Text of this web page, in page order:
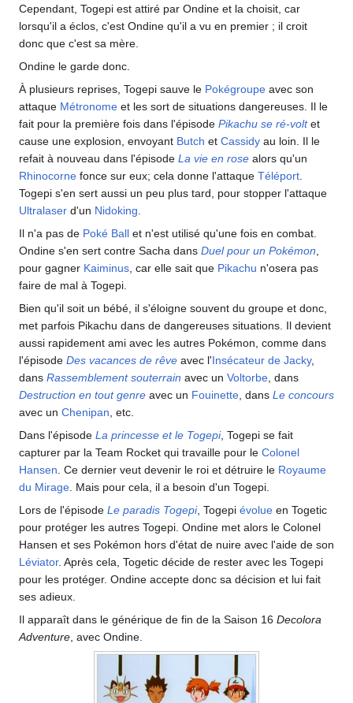
Cependant, Togepi est attiré par Ondine et la choisit, car
lorsqu'il a éclos, c'est Ondine qu'il a vu en premier ; il croit
donc que c'est sa mère.
Ondine le garde donc.
À plusieurs reprises, Togepi sauve le Pokégroupe avec son
attaque Métronome et les sort de situations dangereuses. Il le
fait pour la première fois dans l'épisode Pikachu se ré-voltet
cause une explosion, envoyant Butch et Cassidy au loin. Il le
refait à nouveau dans l'épisode La vie en rose alors qu'un
Rhinocorne fonce sur eux; cela donne l'attaque Téléport.
Togepi s'en sert aussi un peu plus tard, pour stopper l'attaque
Ultralaser d'un Nidoking.
Il n'a pas de Poké Ball et n'est utilisé qu'une fois en combat.
Ondine s'en sert contre Sacha dans Duel pour un Pokémon,
pour gagner Kaiminus, car elle sait que Pikachu n'osera pas
faire de mal à Togepi.
Bien qu'il soit un bébé, il s'éloigne souvent du groupe et donc,
met parfois Pikachu dans de dangereuses situations. Il devient
aussi rapidement ami avec les autres Pokémon, comme dans
l'épisode Des vacances de rêve avec l'Insécateur de Jacky,
dans Rassemblement souterrain avec un Voltorbe, dans
Destruction en tout genre avec un Fouinette, dans Le concours
avec un Chenipan, etc.
Dans l'épisode La princesse et le Togepi, Togepi se fait
capturer par la Team Rocket qui travaille pour le Colonel
Hansen. Ce dernier veut devenir le roi et détruire le Royaume
du Mirage. Mais pour cela, il a besoin d'un Togepi.
Lors de l'épisode Le paradis Togepi, Togepi évolue en Togetic
pour protéger les autres Togepi. Ondine met alors le Colonel
Hansen et ses Pokémon hors d'état de nuire avec l'aide de son
Léviator. Après cela, Togetic décide de rester avec les Togepi
pour les protéger. Ondine accepte donc sa décision et lui fait
ses adieux.
Il apparaît dans le générique de fin de la Saison 16 Decolora
Adventure, avec Ondine.